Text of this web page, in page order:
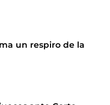
un respiro de la